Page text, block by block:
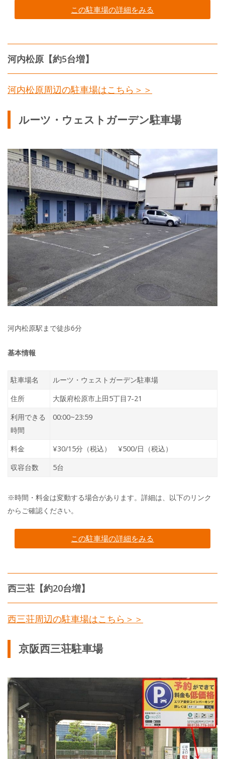
この駐車場の詳細をみる
河内松原【約5台増】
河内松原周辺の駐車場はこちら＞＞
ルーツ・ウェストガーデン駐車場
河内松原駅まで徒歩6分
基本情報
駐車場名
ルーツ・ウェストガーデン駐車場
住所
大阪府松原市上田5丁目7-21
利用できる
時間
00:00~23:59
料金
¥30/15分（税込） ¥500/日（税込）
収容台数
5台
※時間・料金は変動する場合があります。詳細は、以下のリンク
からご確認ください。
この駐車場の詳細をみる
西三荘【約20台増】
西三荘周辺の駐車場はこちら＞＞
京阪西三荘駐車場